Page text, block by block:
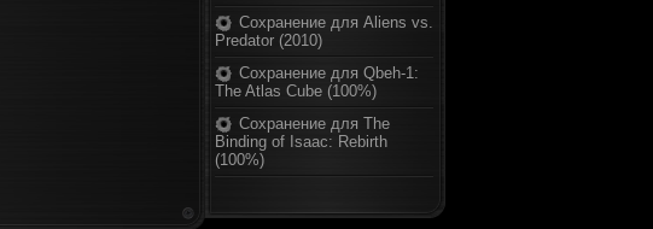
Сохранение для Aliens vs.
Predator (2010)
Сохранение для Qbeh-1:
The Atlas Cube (100%)
Сохранение для The
Binding of Isaac: Rebirth
(100%)